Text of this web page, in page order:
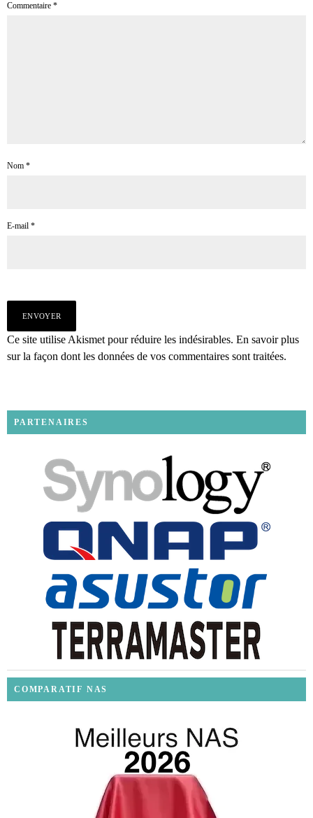
Commentaire *
Nom *
E-mail *
Ce site utilise Akismet pour réduire les indésirables. En savoir plus
sur la façon dont les données de vos commentaires sont traitées.
PARTENAIRES
COMPARATIF NAS